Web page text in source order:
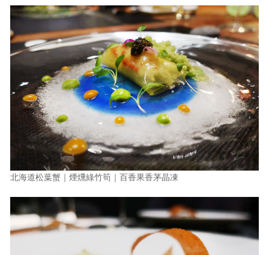
北海道松葉蟹｜煙燻綠竹筍｜百香果香茅晶凍